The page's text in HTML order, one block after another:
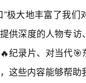
”极大地丰富了我
供深度的人物专
纪录片、对当代
这些内容能够帮